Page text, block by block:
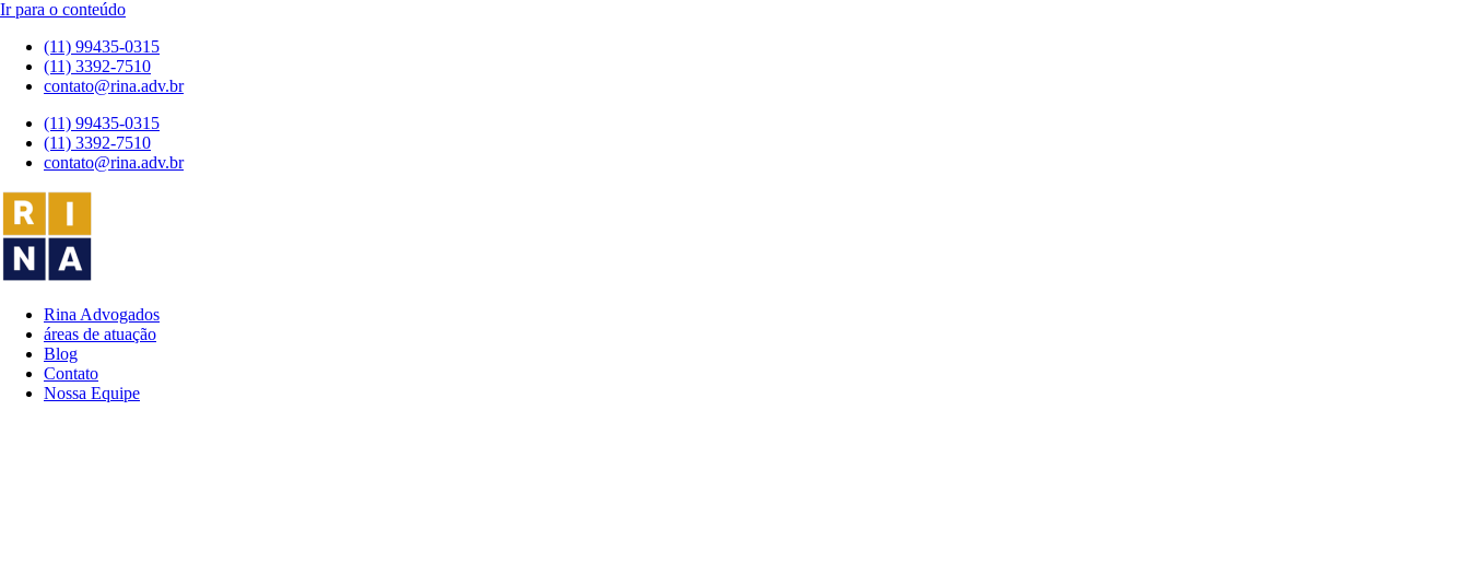
Ir para o conteúdo
(11) 99435-0315
(11) 3392-7510
contato@rina.adv.br
(11) 99435-0315
(11) 3392-7510
contato@rina.adv.br
Rina Advogados
áreas de atuação
Blog
Contato
Nossa Equipe